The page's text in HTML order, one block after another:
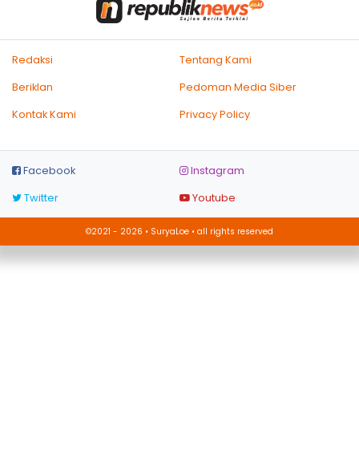
Redaksi
Tentang Kami
Beriklan
Pedoman Media Siber
Kontak Kami
Privacy Policy
Facebook
Instagram
Twitter
Youtube
©2021 - 2026 • SuryaLoe • all rights reserved